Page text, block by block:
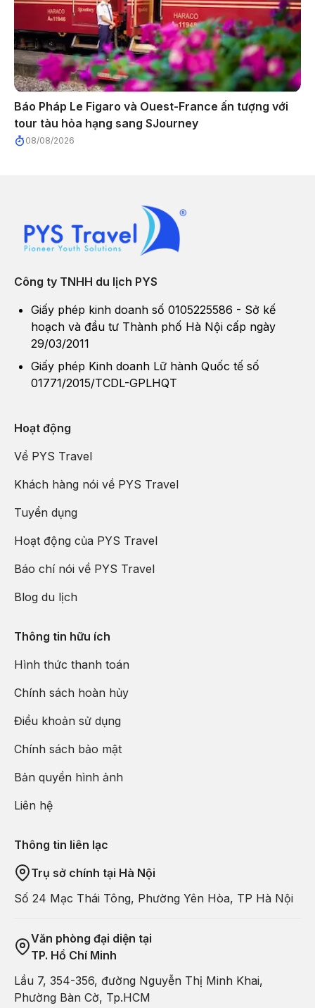
Báo Pháp Le Figaro và Ouest-France ấn tượng với
tour tàu hỏa hạng sang SJourney
08/08/2026
Công ty TNHH du lịch PYS
Giấy phép kinh doanh số 0105225586 - Sở kế
hoạch và đầu tư Thành phố Hà Nội cấp ngày
29/03/2011
Giấy phép Kinh doanh Lữ hành Quốc tế số
01771/2015/TCDL-GPLHQT
Hoạt động
Về PYS Travel
Khách hàng nói về PYS Travel
Tuyển dụng
Hoạt động của PYS Travel
Báo chí nói về PYS Travel
Blog du lịch
Thông tin hữu ích
Hình thức thanh toán
Chính sách hoàn hủy
Điều khoản sử dụng
Chính sách bảo mật
Bản quyền hình ảnh
Liên hệ
Thông tin liên lạc
Trụ sở chính tại Hà Nội
Số 24 Mạc Thái Tông, Phường Yên Hòa, TP Hà Nội
Văn phòng đại diện tại
TP. Hồ Chí Minh
Lầu 7, 354-356, đường Nguyễn Thị Minh Khai,
Phường Bàn Cờ, Tp.HCM